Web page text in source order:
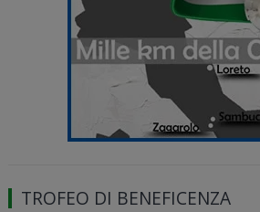
TROFEO DI BENEFICENZA